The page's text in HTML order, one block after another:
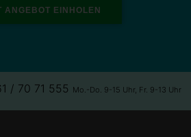
/ 70 71 555 Mo.-Do. 9-15 Uhr, Fr. 9-13 Uhr